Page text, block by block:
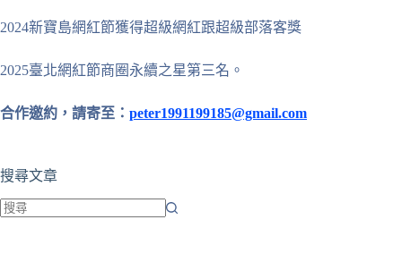
2024新寶島網紅節獲得超級網紅跟超級部落客獎
2025臺北網紅節商圈永續之星第三名。
合作邀約，請寄至： peter1991199185@gmail.com
搜尋文章